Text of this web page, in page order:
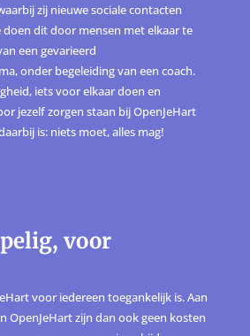
zij nieuwe sociale contacten
dit door mensen met elkaar te
een gevarieerd
onder begeleiding van een coach.
iets voor elkaar doen en
jezelf zorgen staan bij OpenJeHart
is: niets moet, alles mag!
voor
voor iedereen toegankelijk is. Aan
OpenJeHart zijn dan ook geen kosten